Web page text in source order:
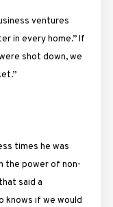
ventures
in every home.” If
shot down, we
times he was
the power of non-
said a
knows if we would